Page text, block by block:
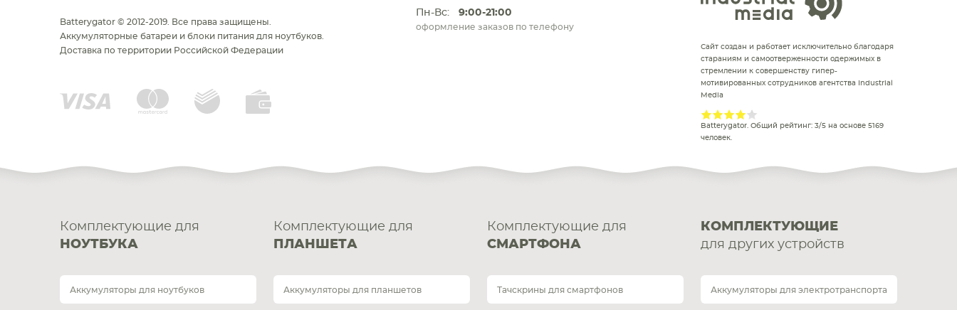
Пн-Вс: 9:00-21:00
оформление заказов по телефону
Batterygator © 2012-2019. Все права защищены.
Аккумуляторные батареи и блоки питания для ноутбуков.
Доставка по территории Российской Федерации
Сайт создан и работает исключительно благодаря
стараниям и самоотверженности одержимых в
стремлении к совершенству гипер-
мотивированных сотрудников агентства Industrial
Media
Batterygator. Общий рейтинг: 3/5 на основе 5169
человек.
Комплектующие для
НОУТБУКА
Аккумуляторы для ноутбуков
Комплектующие для
ПЛАНШЕТА
Аккумуляторы для планшетов
Комплектующие для
СМАРТФОНА
Тачскрины для смартфонов
КОМПЛЕКТУЮЩИЕ
для других устройств
Аккумуляторы для электротранспорта